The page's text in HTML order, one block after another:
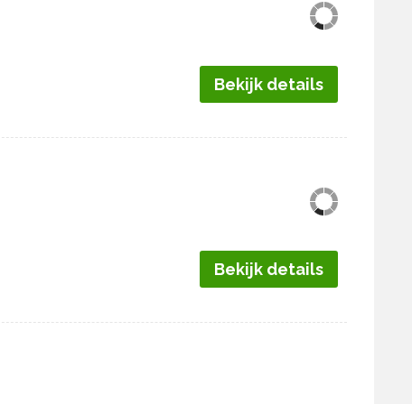
Bekijk details
Bekijk details